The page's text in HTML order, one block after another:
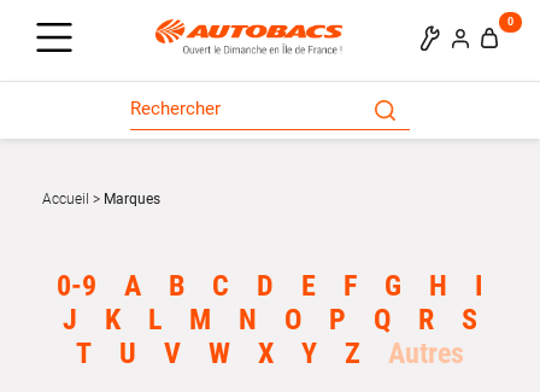
0
Accueil Marques
0-9 A B C D E F G H
I
J
K L M N O P Q R
S
T
U V W X Y Z
Autres